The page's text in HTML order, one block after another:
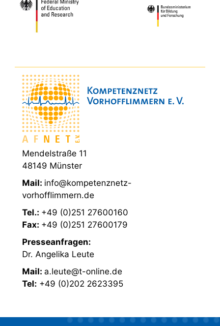
Mendelstraße 11
48149 Münster
Mail: info@kompetenznetz-
vorhofflimmern.de
Tel.: +49 (0)251 27600160
Fax: +49 (0)251 27600179
Presseanfragen:
Dr. Angelika Leute
Mail: a.leute@t-online.de
Tel: +49 (0)202 2623395